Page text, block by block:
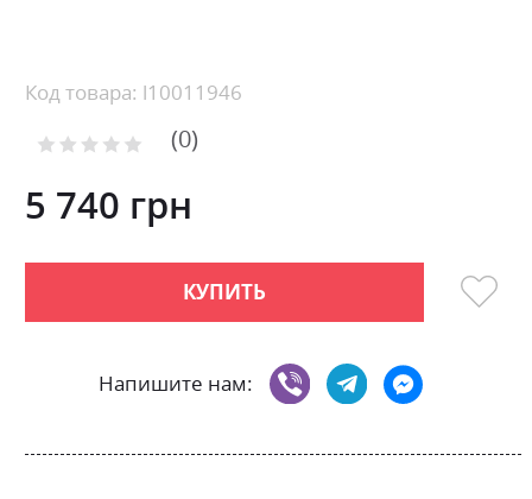
beginning
the
gallery
Код товара: l10011946
Рейтинг: 0
5 740 грн
КУПИТЬ
Напишите нам: